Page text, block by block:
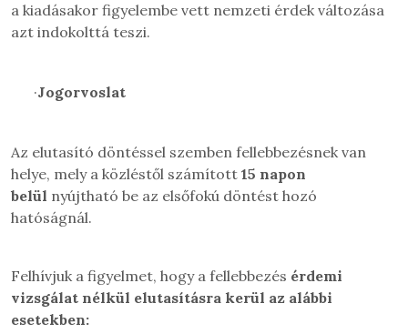
a kiadásakor figyelembe vett nemzeti érdek változása
azt indokolttá teszi.
·Jogorvoslat
Az elutasító döntéssel szemben fellebbezésnek van
helye, mely a közléstől számított 15 napon
belül nyújtható be az elsőfokú döntést hozó
hatóságnál.
Felhívjuk a figyelmet, hogy a fellebbezés érdemi
vizsgálat nélkül elutasításra kerül az alábbi
esetekben: